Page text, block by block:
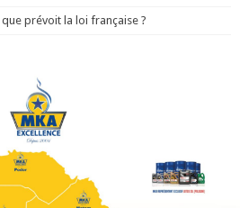
prévoit la loi française ?